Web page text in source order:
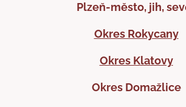
Plzeň-město, jih,
Okres Rokycany
Okres Klatovy
Okres Domažlice